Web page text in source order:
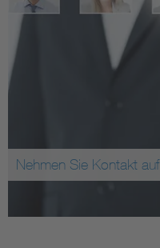
Nehmen Sie Kontakt auf